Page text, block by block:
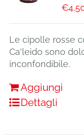
€
Le cipolle rosse
Ca'leido sono
inconfondibile.
Aggiungi
Dettagli